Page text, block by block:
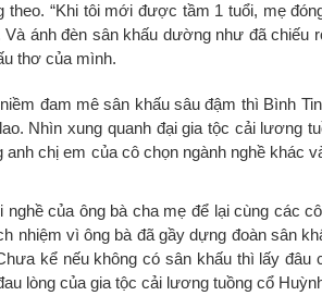
theo. “Khi tôi mới được tầm 1 tuổi, mẹ đ
ánh đèn sân khấu dường như đã chiếu
thơ của mình.
niềm đam mê sân khấu sâu đậm thì Bình
Nhìn xung quanh đại gia tộc cải lương
chị em của cô chọn ngành nghề khác
nghề của ông bà cha mẹ để lại cùng các
nhiệm vì ông bà đã gầy dựng đoàn sân
kể nếu không có sân khấu thì lấy đâu
lòng của gia tộc cải lương tuồng cổ